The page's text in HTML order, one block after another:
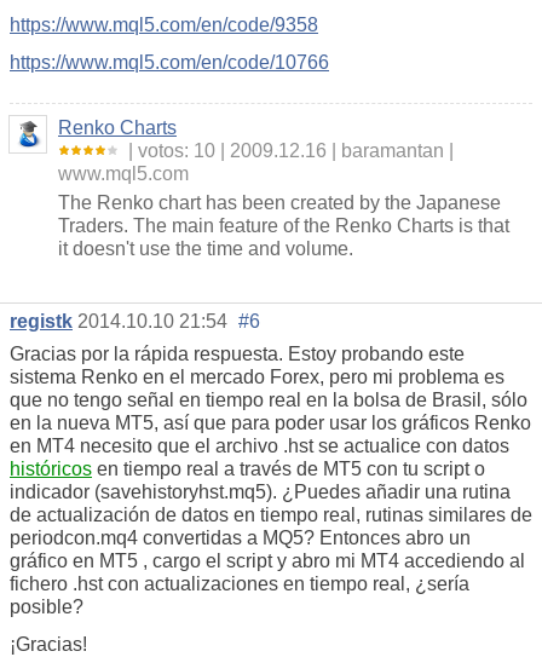
https://www.mql5.com/en/code/9358
https://www.mql5.com/en/code/10766
Renko Charts
votos: 10
2009.12.16
baramantan
www.mql5.com
The Renko chart has been created by the Japanese
Traders. The main feature of the Renko Charts is that
it doesn't use the time and volume.
registk 2014.10.10 21:54 #6
Gracias por la rápida respuesta. Estoy probando este
sistema Renko en el mercado Forex, pero mi problema es
que no tengo señal en tiempo real en la bolsa de Brasil, sólo
en la nueva MT5, así que para poder usar los gráficos Renko
en MT4 necesito que el archivo .hst se actualice con datos
históricos en tiempo real a través de MT5 con tu script o
indicador (savehistoryhst.mq5). ¿Puedes añadir una rutina
de actualización de datos en tiempo real, rutinas similares de
periodcon.mq4 convertidas a MQ5? Entonces abro un
gráfico en MT5 , cargo el script y abro mi MT4 accediendo al
fichero .hst con actualizaciones en tiempo real, ¿sería
posible?
¡Gracias!